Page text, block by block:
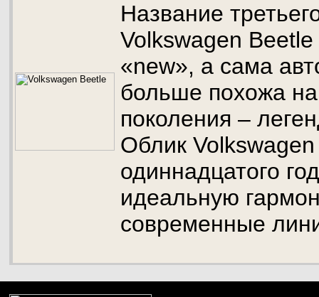
Название
Volkswagen
«new», а сама
больше похожа
поколения –
Облик
одиннадцатого
идеальную
современные